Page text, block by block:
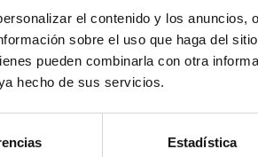
el contenido y los anuncios,
sobre el uso que haga del
pueden combinarla con otra
hecho de sus servicios.
Estadística